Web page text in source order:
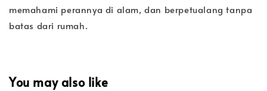
memahami perannya di alam, dan berpetualang tanpa
batas dari rumah.
You may also like